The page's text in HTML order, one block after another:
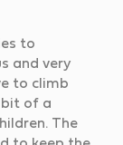
to
and very
to climb
bit of a
The